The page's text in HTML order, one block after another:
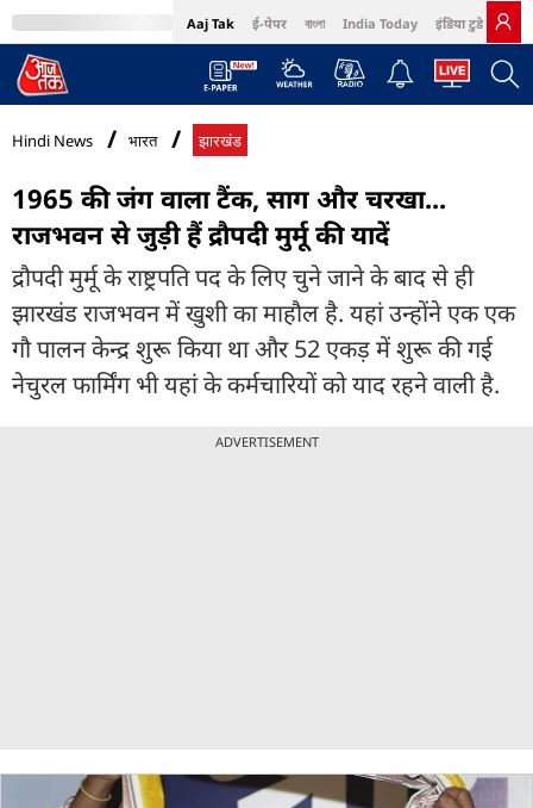
Aaj Tak ई-पेपर বাংলা India Today इंडिया टुडे हिंदी
MumbaiTak Cosmopolitan Harper's Bazaar Northeast
Hindi News भारत झारखंड
1965 की जंग वाला टैंक, साग और चरखा...
राजभवन से जुड़ी हैं द्रौपदी मुर्मू की यादें
द्रौपदी मुर्मू के राष्ट्रपति पद के लिए चुने जाने के बाद से ही
झारखंड राजभवन में खुशी का माहौल है. यहां उन्होंने एक एक
गौ पालन केन्द्र शुरू किया था और 52 एकड़ में शुरू की गई
नेचुरल फार्मिंग भी यहां के कर्मचारियों को याद रहने वाली है.
ADVERTISEMENT